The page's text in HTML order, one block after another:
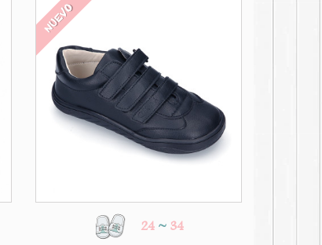
NUEVO
24 ~34